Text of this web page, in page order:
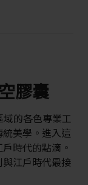
膠囊
的各色專業工
美學。進入這
時代的點滴。
江戶時代最接